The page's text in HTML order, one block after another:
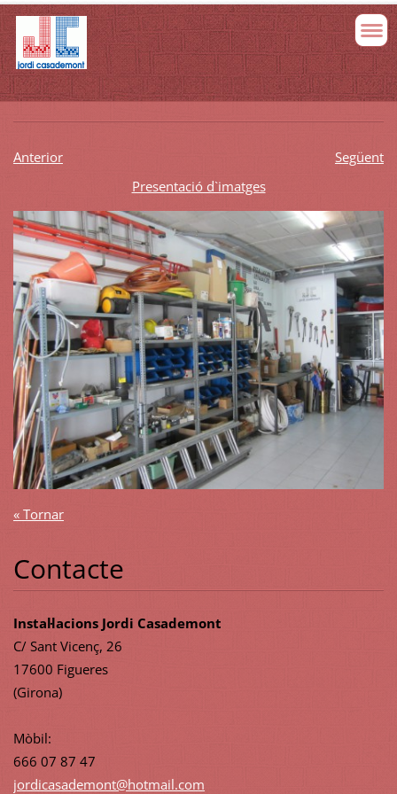
Anterior
Següent
Presentació d`imatges
« Tornar
Contacte
Instal·lacions Jordi Casademont
C/ Sant Vicenç, 26
17600 Figueres
(Girona)
Mòbil:
666 07 87 47
jordicasademont@hotmail.com